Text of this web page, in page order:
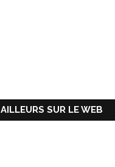
AILLEURS SUR LE WEB